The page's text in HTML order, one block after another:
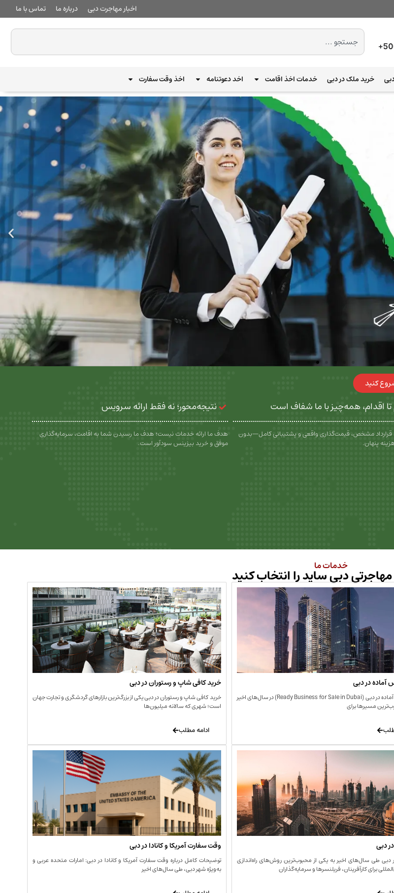
اخبار مهاجرت دبی درباره ما تماس با ما
خرید ملک در دبی خدمات اخذ اقامت اخد دعوتنامه اخذ وقت سفارت
کنید
تا اقدام، همه‌چیز با ما شفاف است
مشخص، قیمت‌گذاری واقعی و پشتیبانی کامل—بدون
پنهان.
نتیجه‌محور؛ نه فقط ارائه سرویس
هدف ما ارائه خدمات نیست؛ هدف ما رسیدن شما به اقامت، سرمایه‌گذاری
موفق و خرید بیزینس سودآور است.
خدمات ما
دبی ساید را انتخاب کنید
آماده در دبی
خرید بیزینس آماده در دبی (Ready Business for Sale in Dubai) در سال‌های اخیر
مسیرها برای
خرید کافی‌ شاپ و رستوران در دبی
خرید کافی‌ شاپ و رستوران در دبی یکی از بزرگ‌ترین بازارهای گردشگری و تجارت جهان
است؛ شهری که سالانه میلیون‌ها
ادامه مطلب
دبی
طی سال‌های اخیر به یکی از محبوب‌ترین روش‌های راه‌اندازی
برای کارآفرینان، فریلنسرها و سرمایه‌گذاران
وقت سفارت آمریکا و کانادا در دبی
توضیحات کامل درباره وقت سفارت آمریکا و کانادا در دبی: امارات متحده عربی و
به‌ویژه شهر دبی، طی سال‌های اخیر